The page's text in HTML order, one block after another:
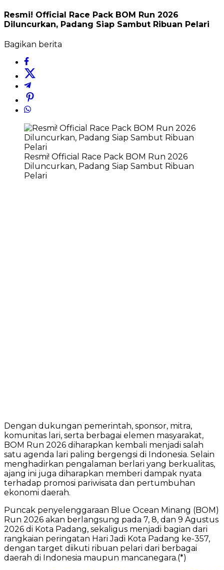
Resmi! Official Race Pack BOM Run 2026
Diluncurkan, Padang Siap Sambut Ribuan Pelari
Bagikan berita
Resmi! Official Race Pack BOM Run 2026
Diluncurkan, Padang Siap Sambut Ribuan
Pelari
Dengan dukungan pemerintah, sponsor, mitra,
komunitas lari, serta berbagai elemen masyarakat,
BOM Run 2026 diharapkan kembali menjadi salah
satu agenda lari paling bergengsi di Indonesia. Selain
menghadirkan pengalaman berlari yang berkualitas,
ajang ini juga diharapkan memberi dampak nyata
terhadap promosi pariwisata dan pertumbuhan
ekonomi daerah.
Puncak penyelenggaraan Blue Ocean Minang (BOM)
Run 2026 akan berlangsung pada 7, 8, dan 9 Agustus
2026 di Kota Padang, sekaligus menjadi bagian dari
rangkaian peringatan Hari Jadi Kota Padang ke-357,
dengan target diikuti ribuan pelari dari berbagai
daerah di Indonesia maupun mancanegara.(*)